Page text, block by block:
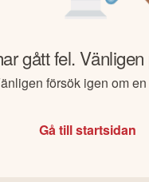
gått fel.
försök igen om
Gå till startsidan